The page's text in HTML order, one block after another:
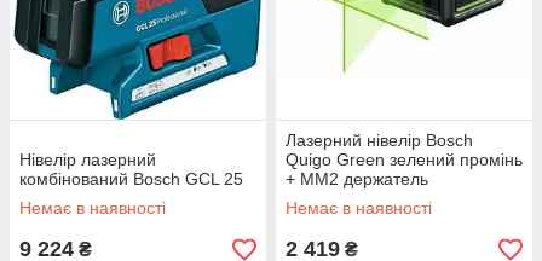
Нівелір лазерний
комбінований Bosch GCL 25
Немає в наявності
9 224 ₴
Лазерний нівелір Bosch
Quigo Green зелений промінь
+ MM2 держатель
Немає в наявності
2 419 ₴